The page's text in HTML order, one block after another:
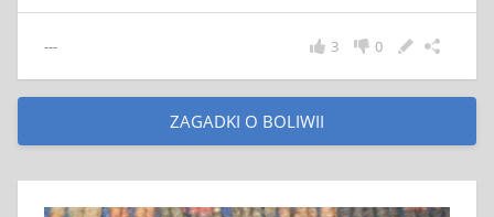
--- 0
3
ZAGADKI O BOLIWII